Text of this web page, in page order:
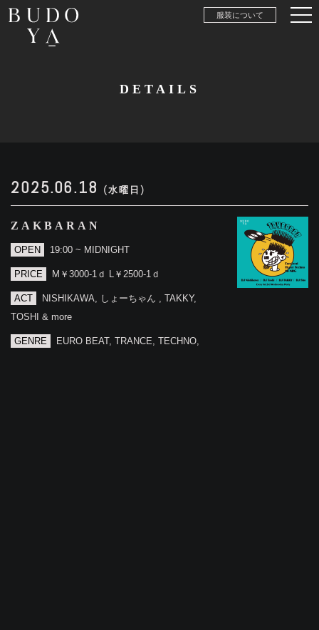
服装について
DETAILS
2025.06.18 (水曜日)
ZAKBARAN
OPEN 19:00 ~ MIDNIGHT
PRICE M￥3000-1ｄ L￥2500-1ｄ
ACT
NISHIKAWA, しょーちゃん , TAKKY,
TOSHI & more
GENRE EURO BEAT, TRANCE, TECHNO,